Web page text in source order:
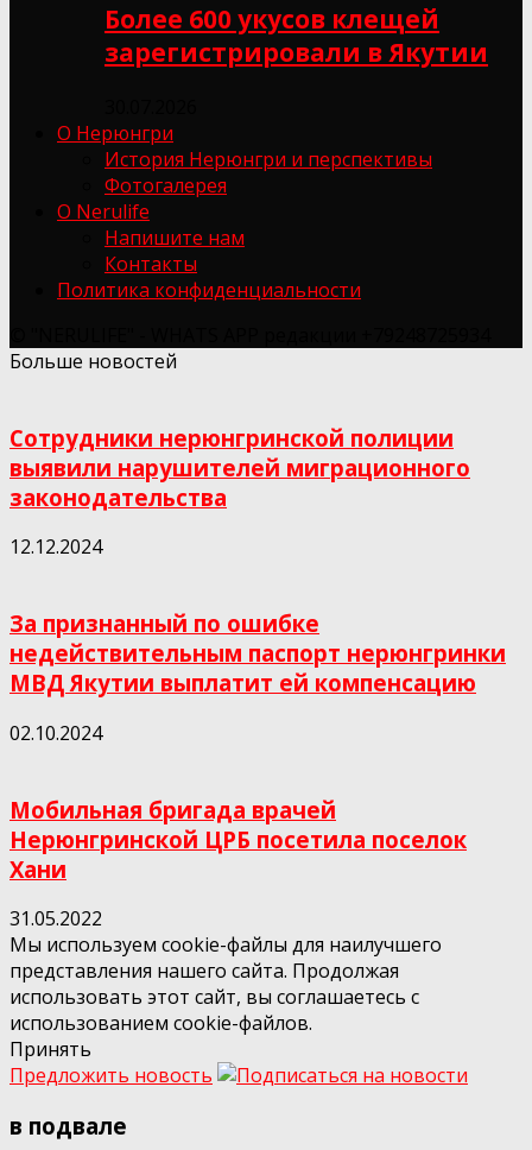
Более 600 укусов клещей
зарегистрировали в Якутии
О Нерюнгри
История Нерюнгри и перспективы
Фотогалерея
О Nerulife
Напишите нам
Контакты
Политика конфиденциальности
Больше новостей
Сотрудники нерюнгринской полиции
выявили нарушителей миграционного
законодательства
12.12.2024
За признанный по ошибке
недействительным паспорт нерюнгринки
МВД Якутии выплатит ей компенсацию
02.10.2024
Мобильная бригада врачей
Нерюнгринской ЦРБ посетила поселок
Хани
31.05.2022
Мы используем cookie-файлы для наилучшего
представления нашего сайта. Продолжая
использовать этот сайт, вы соглашаетесь с
использованием cookie-файлов.
Принять
Предложить новость
в подвале